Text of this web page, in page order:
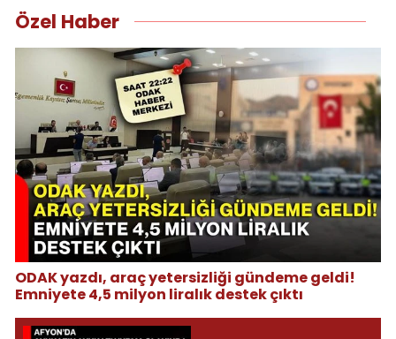
Özel Haber
ODAK yazdı, araç yetersizliği gündeme geldi!
Emniyete 4,5 milyon liralık destek çıktı